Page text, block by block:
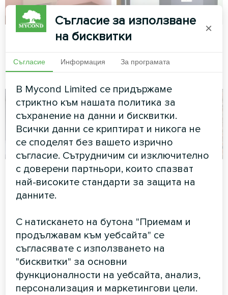
Офис
Дизайн на вентилаторен
конвектор Silent серия
Сплит термопомпа серия
Artic Home Basic
Търговски център
Модулна термопомпа серия
Ретрофит на частна
къща с Mycond
Решение за отоплителна
помпа BeeHeat, спестяващо
на повдигната система за
климата в дома.
Съгласие за използване
на бисквитки
×
Съгласие Информация За програмата
В Mycond Limited се придържаме
стриктно към нашата политика за
съхранение на данни и бисквитки.
Всички данни се криптират и никога не
се споделят без вашето изрично
съгласие. Сътрудничим си изключително
с доверени партньори, които спазват
най-високите стандарти за защита на
данните.
С натискането на бутона "Приемам и
продължавам към уебсайта" се
съгласявате с използването на
"бисквитки" за основни
функционалности на уебсайта, анализ,
персонализация и маркетингови цели.